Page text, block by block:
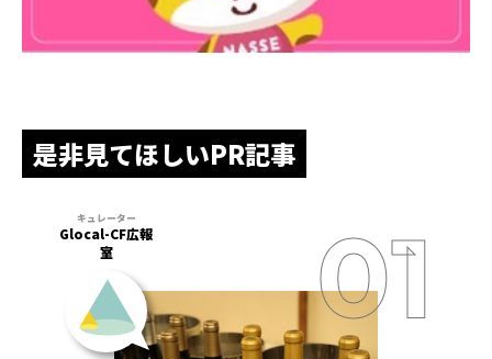
是非見てほしいPR記事
Glocal-CF広報
室